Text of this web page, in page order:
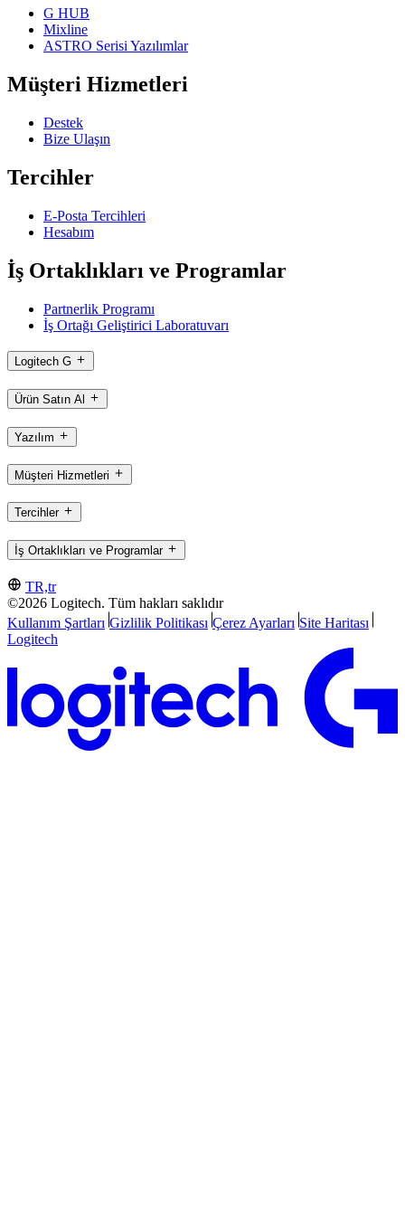
G HUB
Mixline
ASTRO Serisi Yazılımlar
Müşteri Hizmetleri
Destek
Bize Ulaşın
Tercihler
E-Posta Tercihleri
Hesabım
İş Ortaklıkları ve Programlar
Partnerlik Programı
İş Ortağı Geliştirici Laboratuvarı
Logitech G
Ürün Satın Al
Yazılım
Müşteri Hizmetleri
Tercihler
İş Ortaklıkları ve Programlar
TR,tr
©2026 Logitech. Tüm hakları saklıdır
Kullanım Şartları Gizlilik Politikası Çerez Ayarları Site Haritası
Logitech